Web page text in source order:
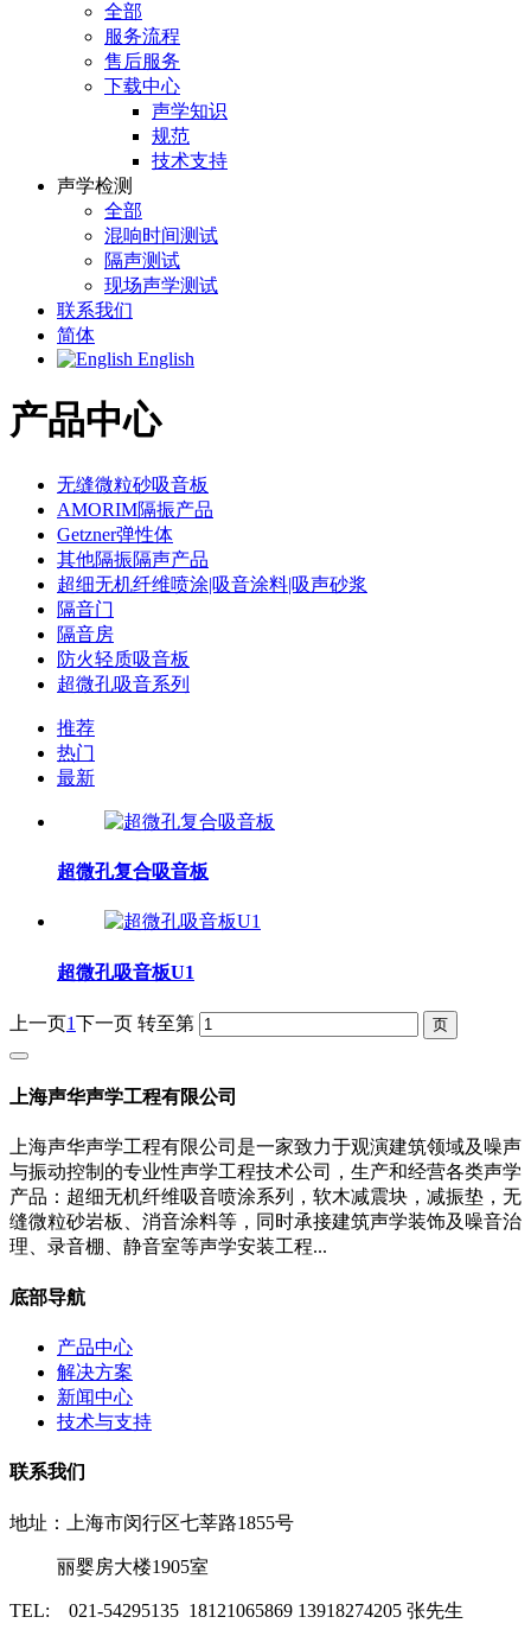
全部
服务流程
售后服务
下载中心
声学知识
规范
技术支持
声学检测
全部
混响时间测试
隔声测试
现场声学测试
联系我们
简体
English
产品中心
无缝微粒砂吸音板
AMORIM隔振产品
Getzner弹性体
其他隔振隔声产品
超细无机纤维喷涂|吸音涂料|吸声砂浆
隔音门
隔音房
防火轻质吸音板
超微孔吸音系列
推荐
热门
最新
超微孔复合吸音板
超微孔吸音板U1
上一页1下一页 转至第
上海声华声学工程有限公司
上海声华声学工程有限公司是一家致力于观演建筑领域及噪声
与振动控制的专业性声学工程技术公司，生产和经营各类声学
产品：超细无机纤维吸音喷涂系列，软木减震块，减振垫，无
缝微粒砂岩板、消音涂料等，同时承接建筑声学装饰及噪音治
理、录音棚、静音室等声学安装工程...
底部导航
产品中心
解决方案
新闻中心
技术与支持
联系我们
地址：上海市闵行区七莘路1855号
丽婴房大楼1905室
TEL: 021-54295135 18121065869 13918274205 张先生